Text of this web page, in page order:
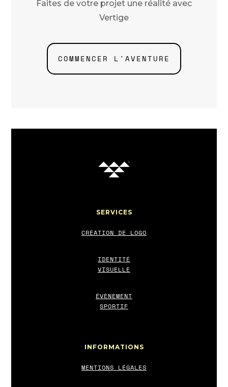
Faites de votre projet une réalité avec
Vertige
COMMENCER L'AVENTURE
SERVICES
CRÉATION DE LOGO
IDENTITÉ
VISUELLE
ÉVÈNEMENT
SPORTIF
INFORMATIONS
MENTIONS LÉGALES